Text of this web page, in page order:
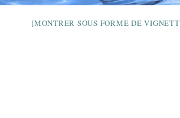
[MONTRER SOUS FORME DE